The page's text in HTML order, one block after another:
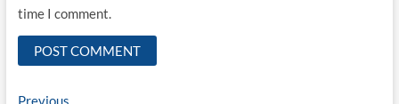
time I comment.
PreviousPrevious